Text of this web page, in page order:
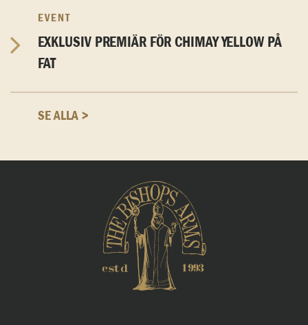
EVENT
EXKLUSIV PREMIÄR FÖR CHIMAY YELLOW PÅ
FAT
SE ALLA >